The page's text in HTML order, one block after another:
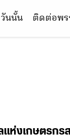
นนั้น ติดต่อพ
ห่งเกษตรกร